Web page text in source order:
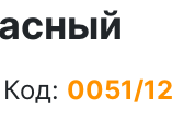
Код: 0051/12